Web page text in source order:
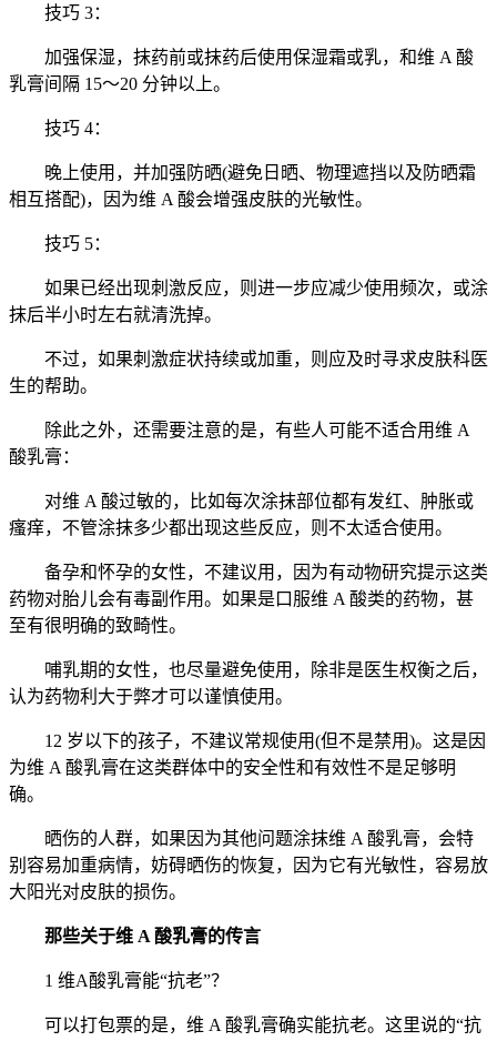
技巧 3：
加强保湿，抹药前或抹药后使用保湿霜或乳，和维 A 酸
乳膏间隔 15～20 分钟以上。
技巧 4：
晚上使用，并加强防晒(避免日晒、物理遮挡以及防晒霜
相互搭配)，因为维 A 酸会增强皮肤的光敏性。
技巧 5：
如果已经出现刺激反应，则进一步应减少使用频次，或涂
抹后半小时左右就清洗掉。
不过，如果刺激症状持续或加重，则应及时寻求皮肤科医
生的帮助。
除此之外，还需要注意的是，有些人可能不适合用维 A
酸乳膏：
对维 A 酸过敏的，比如每次涂抹部位都有发红、肿胀或
瘙痒，不管涂抹多少都出现这些反应，则不太适合使用。
备孕和怀孕的女性，不建议用，因为有动物研究提示这类
药物对胎儿会有毒副作用。如果是口服维 A 酸类的药物，甚
至有很明确的致畸性。
哺乳期的女性，也尽量避免使用，除非是医生权衡之后，
认为药物利大于弊才可以谨慎使用。
12 岁以下的孩子，不建议常规使用(但不是禁用)。这是因
为维 A 酸乳膏在这类群体中的安全性和有效性不是足够明
确。
晒伤的人群，如果因为其他问题涂抹维 A 酸乳膏，会特
别容易加重病情，妨碍晒伤的恢复，因为它有光敏性，容易放
大阳光对皮肤的损伤。
那些关于维 A 酸乳膏的传言
1 维A酸乳膏能“抗老”？
可以打包票的是，维 A 酸乳膏确实能抗老。这里说的“抗